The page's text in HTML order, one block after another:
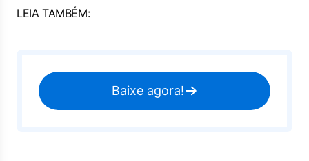
LEIA TAMBÉM:
Baixe agora!